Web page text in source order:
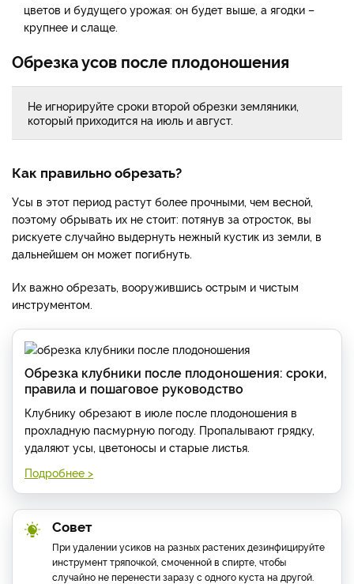
цветов и будущего урожая: он будет выше, а ягодки –
крупнее и слаще.
Обрезка усов после плодоношения
Не игнорируйте сроки второй обрезки земляники,
который приходится на июль и август.
Как правильно обрезать?
Усы в этот период растут более прочными, чем весной,
поэтому обрывать их не стоит: потянув за отросток, вы
рискуете случайно выдернуть нежный кустик из земли, в
дальнейшем он может погибнуть.
Их важно обрезать, вооружившись острым и чистым
инструментом.
Обрезка клубники после плодоношения: сроки,
правила и пошаговое руководство
Клубнику обрезают в июле после плодоношения в
прохладную пасмурную погоду. Пропалывают грядку,
удаляют усы, цветоносы и старые листья.
Подробнее >
Совет
При удалении усиков на разных растених дезинфицируйте
инструмент тряпочкой, смоченной в спирте, чтобы
случайно не перенести заразу с одного куста на другой.